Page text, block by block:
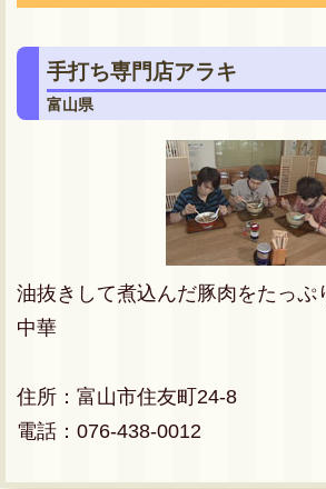
手打ち専門店アラキ
富山県
油抜きして煮込んだ豚肉をたっぷ
中華
住所：富山市住友町24-8
電話：076-438-0012